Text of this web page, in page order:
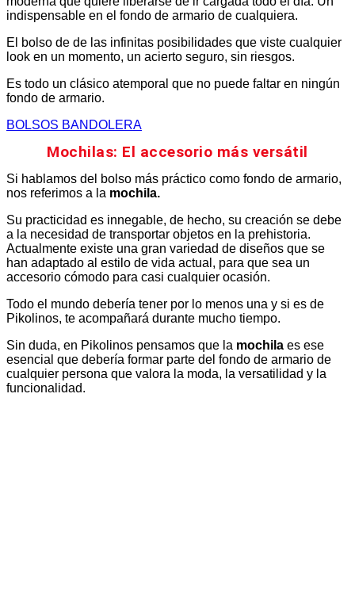
indispensable en el fondo de armario de cualquiera.
El bolso de de las infinitas posibilidades que viste cualquier
look en un momento, un acierto seguro, sin riesgos.
Es todo un clásico atemporal que no puede faltar en ningún
fondo de armario.
BOLSOS BANDOLERA
Mochilas: El accesorio más versátil
Si hablamos del bolso más práctico como fondo de armario,
nos referimos a la mochila.
Su practicidad es innegable, de hecho, su creación se debe
a la necesidad de transportar objetos en la prehistoria.
Actualmente existe una gran variedad de diseños que se
han adaptado al estilo de vida actual, para que sea un
accesorio cómodo para casi cualquier ocasión.
Todo el mundo debería tener por lo menos una y si es de
Pikolinos, te acompañará durante mucho tiempo.
Sin duda, en Pikolinos pensamos que la mochila es ese
esencial que debería formar parte del fondo de armario de
cualquier persona que valora la moda, la versatilidad y la
funcionalidad.